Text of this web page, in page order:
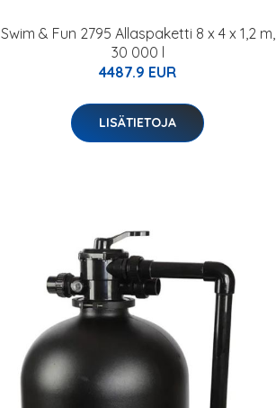
Swim & Fun 2795 Allaspaketti 8 x 4 x 1,2 m,
30 000 l
4487.9 EUR
LISÄTIETOJA